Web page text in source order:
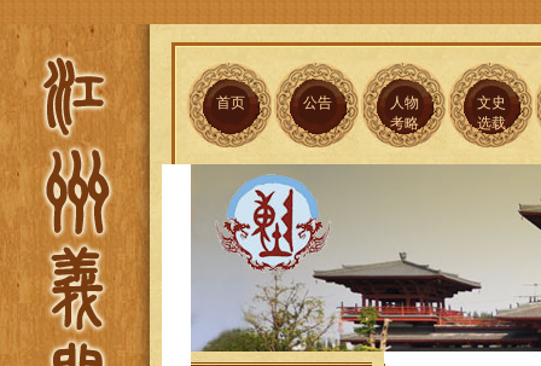
首页 公告
人物
考略
文史
选载